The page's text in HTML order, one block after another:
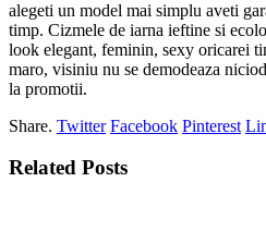
alegeti un model mai simplu aveti
timp. Cizmele de iarna ieftine si
look elegant, feminin, sexy oricarei
maro, visiniu nu se demodeaza
la promotii.
Share. Twitter Facebook Pinterest
Related Posts